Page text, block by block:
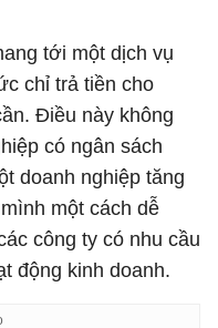
tới một dịch vụ
chỉ trả tiền cho
Điều này không
có ngân sách
doanh nghiệp tăng
một cách dễ
công ty có nhu cầu
động kinh doanh.